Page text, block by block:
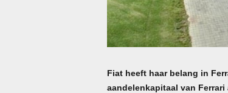
Fiat heeft haar belang in
aandelenkapitaal van